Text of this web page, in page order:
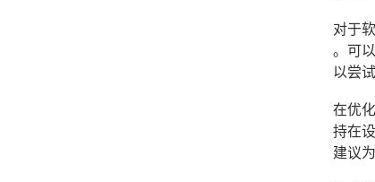
对于
。可
以尝
在优
持在
建议